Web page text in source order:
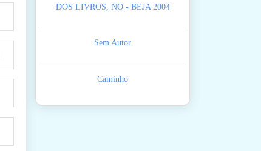
DOS LIVROS, NO - BEJA 2004
Sem Autor
Caminho